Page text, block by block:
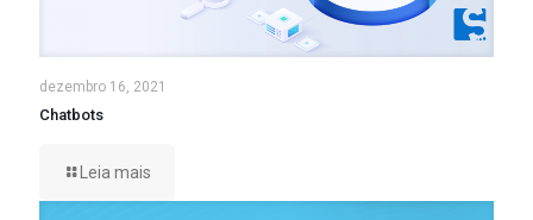
dezembro 16, 2021
Chatbots
Leia mais